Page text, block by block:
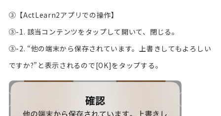
③【ActLearn2アプリでの操作】
③-1. 該当コンテンツをタップして開いて、閉じる。
③-2. “他の端末から保存されています。上書きしてもよろしい
ですか?”と表示されるので[OK]をタップする。